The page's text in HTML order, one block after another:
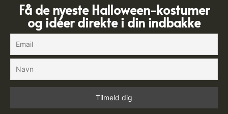
Få de nyeste Halloween-kostumer
og idéer direkte i din indbakke